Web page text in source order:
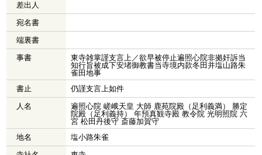
差出人
宛名書
端裏書
事書
東寺雑掌謹支言上／欲早被停止遍照心院非拠奸訴当
知行旨被成下安堵御教書当寺境内款冬田并塩山路朱
雀田地事
書止
仍謹支言上如件
人名
遍照心院 嵯峨天皇 大師 鹿苑院殿（足利義満） 勝定
院殿（足利義持） 年預真観寺殿 教令院 光明照院 六
宮 松田丹後守 斎藤加賀守
地名
塩小路朱雀